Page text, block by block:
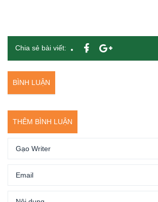
Chia sẻ bài viết:
BÌNH LUẬN
THÊM BÌNH LUẬN